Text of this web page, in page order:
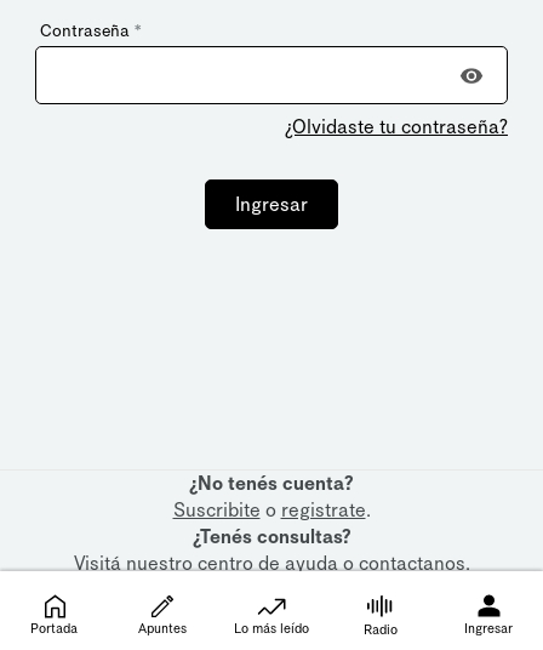
Contraseña *
¿Olvidaste tu contraseña?
Ingresar
¿No tenés cuenta?
Suscribite o registrate.
¿Tenés consultas?
Visitá nuestrocentro de ayudaocontactanos.
Portada Apuntes Lo más leído Radio Ingresar